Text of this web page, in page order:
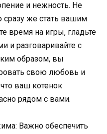
и нежность. Не
сразу же стать вашим
время на игры, гладьте
и разговаривайте с
образом, вы
свою любовь и
что ваш котенок
рядом с вами.
Важно обеспечить